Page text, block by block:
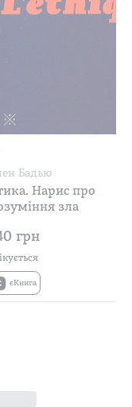
Бадью
Нарис про
зла
грн
єКнига